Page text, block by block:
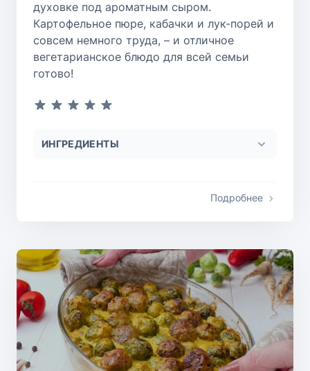
духовке под ароматным сыром.
Картофельное пюре, кабачки и лук-порей и
совсем немного труда, – и отличное
вегетарианское блюдо для всей семьи
готово!
ИНГРЕДИЕНТЫ
Подробнее